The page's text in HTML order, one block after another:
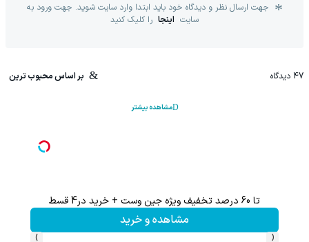
جهت ارسال نظر و دیدگاه خود باید ابتدا وارد سایت شوید. جهت ورود به
سایت اینجا را کلیک کنید
47 دیدگاه بر اساس محبوب ترین
مشاهده بیشتر
تا 60 درصد تخفیف ویژه جین وست + خرید در4 قسط
مشاهده و خرید
‹
›